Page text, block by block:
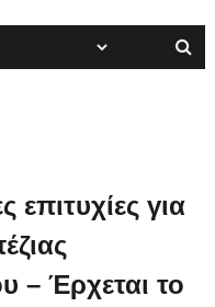
επιτυχίες για
– Έρχεται το